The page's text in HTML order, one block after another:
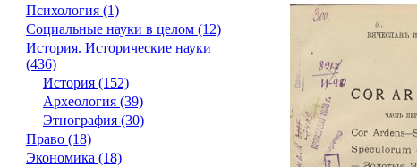
Психология (1)
Социальные науки в целом (12)
История. Исторические науки
(436)
История (152)
Археология (39)
Этнография (30)
Право (18)
Экономика (18)